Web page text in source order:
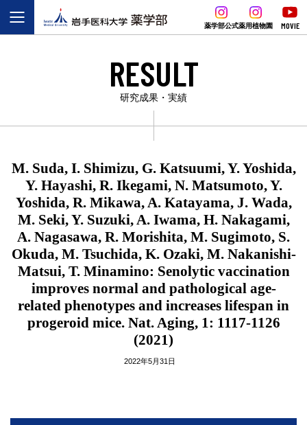
薬学部公式薬用植物園 MOVIE
RESULT
研究成果・実績
M. Suda, I. Shimizu, G. Katsuumi, Y. Yoshida,
Y. Hayashi, R. Ikegami, N. Matsumoto, Y.
Yoshida, R. Mikawa, A. Katayama, J. Wada,
M. Seki, Y. Suzuki, A. Iwama, H. Nakagami,
A. Nagasawa, R. Morishita, M. Sugimoto, S.
Okuda, M. Tsuchida, K. Ozaki, M. Nakanishi-
Matsui, T. Minamino: Senolytic vaccination
improves normal and pathological age-
related phenotypes and increases lifespan in
progeroid mice. Nat. Aging, 1: 1117-1126
(2021)
2022年5月31日